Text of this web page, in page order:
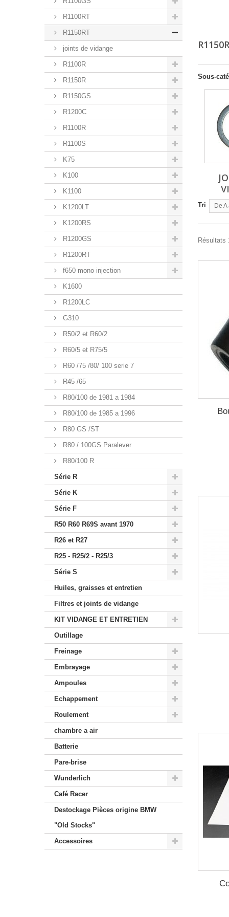
R1100RT
R1150RT
joints de vidange
R1100R
R1150R
R1150GS
R1200C
R1100R
R1100S
K75
K100
K1100
K1200LT
K1200RS
R1200GS
R1200RT
f650 mono injection
K1600
R1200LC
G310
R50/2 et R60/2
R60/5 et R75/5
R60 /75 /80/ 100 serie 7
R45 /65
R80/100 de 1981 a 1984
R80/100 de 1985 a 1996
R80 GS /ST
R80 / 100GS Paralever
R80/100 R
Série R
Série K
Série F
R50 R60 R69S avant 1970
R26 et R27
R25 - R25/2 - R25/3
Série S
Huiles, graisses et entretien
Filtres et joints de vidange
KIT VIDANGE ET ENTRETIEN
Outillage
Freinage
Embrayage
Ampoules
Echappement
Roulement
chambre a air
Batterie
Pare-brise
Wunderlich
Café Racer
Destockage Pièces origine BMW
"Old Stocks"
Accessoires
Sous-
Tri De A
Résultats